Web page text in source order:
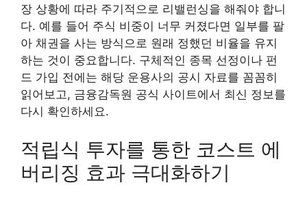
장 상황에 따라 주기적으로 리밸런싱을 해줘야 합니
다. 예를 들어 주식 비중이 너무 커졌다면 일부를 팔
아 채권을 사는 방식으로 원래 정했던 비율을 유지
하는 것이 중요합니다. 구체적인 종목 선정이나 펀
드 가입 전에는 해당 운용사의 공시 자료를 꼼꼼히
읽어보고, 금융감독원 공식 사이트에서 최신 정보를
다시 확인하세요.
적립식 투자를 통한 코스트 에
버리징 효과 극대화하기